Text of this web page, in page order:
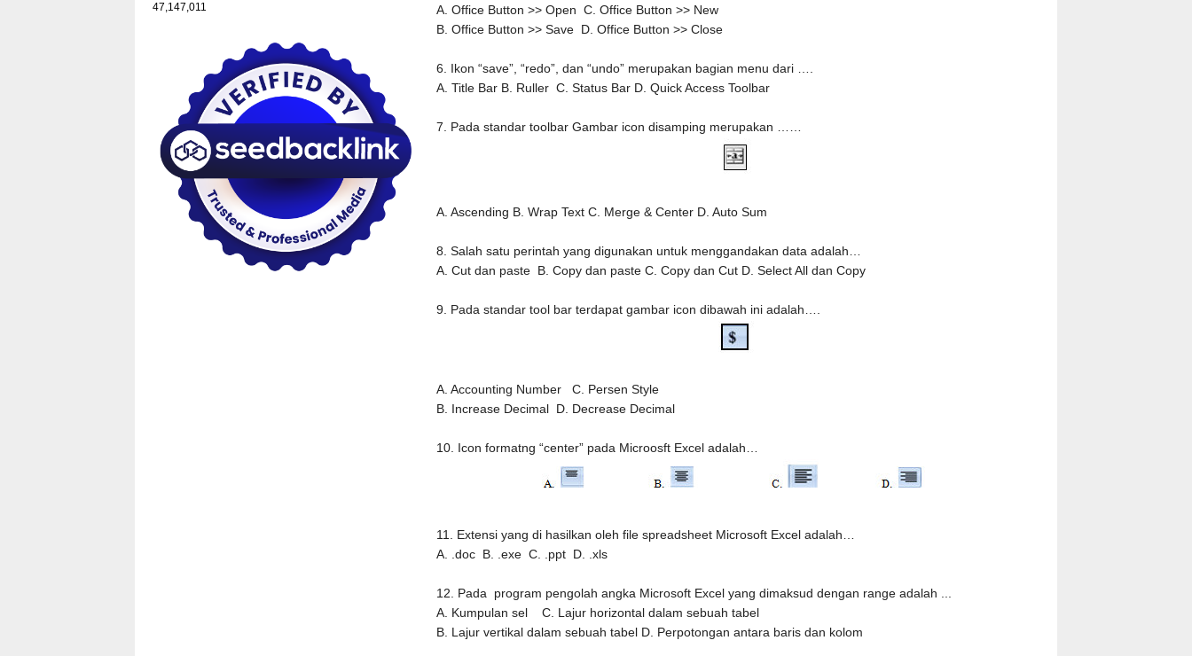
A. Office Button >> Open C. Office Button >> New
B. Office Button >> Save D. Office Button >> Close
6. Ikon “save”, “redo”, dan “undo” merupakan bagian menu dari ….
A. Title Bar B. Ruller C. Status Bar D. Quick Access Toolbar
7. Pada standar toolbar Gambar icon disamping merupakan ……
A. Ascending B. Wrap Text C. Merge & Center D. Auto Sum
8. Salah satu perintah yang digunakan untuk menggandakan data adalah…
A. Cut dan paste B. Copy dan paste C. Copy dan Cut D. Select All dan Copy
9. Pada standar tool bar terdapat gambar icon dibawah ini adalah….
A. Accounting Number
C. Persen Style
B. Increase Decimal D. Decrease Decimal
10. Icon formatng “center” pada Microosft Excel adalah…
11. Extensi yang di hasilkan oleh file spreadsheet Microsoft Excel adalah…
A. .doc B. .exe C. .ppt D. .xls
12. Pada program pengolah angka Microsoft Excel yang dimaksud dengan range adalah ...
A. Kumpulan sel
C. Lajur horizontal dalam sebuah tabel
B. Lajur vertikal dalam sebuah tabel D. Perpotongan antara baris dan kolom
47,147,011